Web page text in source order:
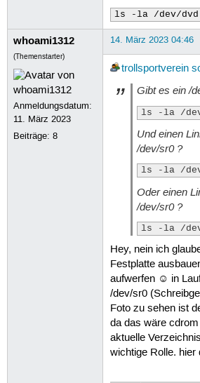
ls -la /dev/dvd
whoami1312
(Themenstarter)
Anmeldungsdatum:
11. März 2023
Beiträge:8
14. März 2023 04:46
trollsportverein
Gibt es ein/
ls -la /
Und einen
/dev/sr0?
ls -la /
Oder einen
/dev/sr0?
ls -la /
Hey, nein ich
Festplatte
aufwerfen ☺ in
/dev/sr0
Foto zu sehen ist
da das wäre
aktuelle
wichtige Rolle. hier